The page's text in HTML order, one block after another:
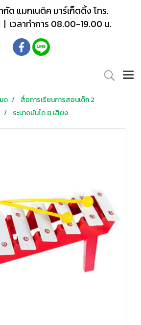
ด แมกเนติค มาร์เก็ตติ้ง โทร.
| เวลาทำการ 08.00-19.00 น.
ด
สื่อการเรียนการสอนเด็ก 2
ระนาดบันได 8 เสียง